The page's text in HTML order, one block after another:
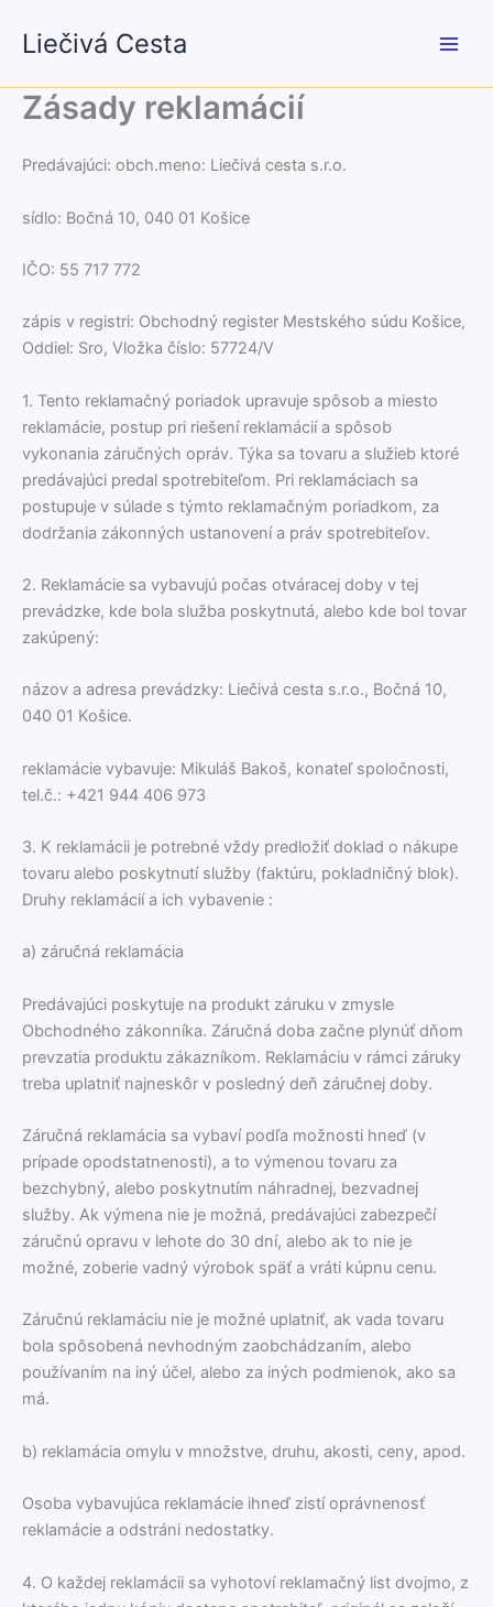
Liečivá Cesta
Zásady reklamácií
Predávajúci: obch.meno: Liečivá cesta s.r.o.
sídlo: Bočná 10, 040 01 Košice
IČO: 55 717 772
zápis v registri: Obchodný register Mestského súdu Košice,
Oddiel: Sro, Vložka číslo: 57724/V
1. Tento reklamačný poriadok upravuje spôsob a miesto
reklamácie, postup pri riešení reklamácií a spôsob
vykonania záručných opráv. Týka sa tovaru a služieb ktoré
predávajúci predal spotrebiteľom. Pri reklamáciach sa
postupuje v súlade s týmto reklamačným poriadkom, za
dodržania zákonných ustanovení a práv spotrebiteľov.
2. Reklamácie sa vybavujú počas otváracej doby v tej
prevádzke, kde bola služba poskytnutá, alebo kde bol tovar
zakúpený:
názov a adresa prevádzky: Liečivá cesta s.r.o., Bočná 10,
040 01 Košice.
reklamácie vybavuje: Mikuláš Bakoš, konateľ spoločnosti,
tel.č.: +421 944 406 973
3. K reklamácii je potrebné vždy predložiť doklad o nákupe
tovaru alebo poskytnutí služby (faktúru, pokladničný blok).
Druhy reklamácií a ich vybavenie :
a) záručná reklamácia
Predávajúci poskytuje na produkt záruku v zmysle
Obchodného zákonníka. Záručná doba začne plynúť dňom
prevzatia produktu zákazníkom. Reklamáciu v rámci záruky
treba uplatniť najneskôr v posledný deň záručnej doby.
Záručná reklamácia sa vybaví podľa možnosti hneď (v
prípade opodstatnenosti), a to výmenou tovaru za
bezchybný, alebo poskytnutím náhradnej, bezvadnej
služby. Ak výmena nie je možná, predávajúci zabezpečí
záručnú opravu v lehote do 30 dní, alebo ak to nie je
možné, zoberie vadný výrobok späť a vráti kúpnu cenu.
Záručnú reklamáciu nie je možné uplatniť, ak vada tovaru
bola spôsobená nevhodným zaobchádzaním, alebo
používaním na iný účel, alebo za iných podmienok, ako sa
má.
b) reklamácia omylu v množstve, druhu, akosti, ceny, apod.
Osoba vybavujúca reklamácie ihneď zistí oprávnenosť
reklamácie a odstráni nedostatky.
4. O každej reklamácii sa vyhotoví reklamačný list dvojmo, z